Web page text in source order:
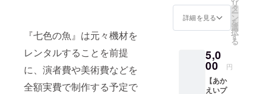
『七色の魚』は元々機材を
レンタルすることを前提
に、演者費や美術費などを
全額実費で制作する予定で
希望さ
れるお
い。 本
編URL
につき
まして
ファイ
ル） ▷
エンド
ロール
につい
て ・映
画内の
エンド
ロール
詳細を見る
リ
タ
ー
ン
を
選
択
す
る
5,0
00 円
【あか
えいプ